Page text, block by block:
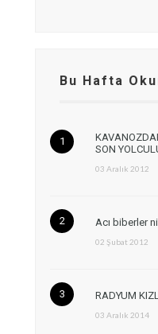
Bu Hafta
SON
03 Aralık 2012
Acı biberler
02 Şubat 2012
RADYUM
03 Aralık 2014